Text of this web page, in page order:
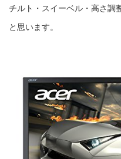
チルト・スイーベル・高さ
と思います。